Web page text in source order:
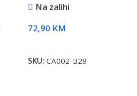
Na zalihi
72,90 KM
SKU: CA002-B28